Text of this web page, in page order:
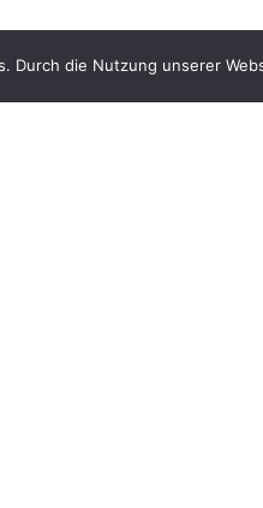
Durch die Nutzung unserer